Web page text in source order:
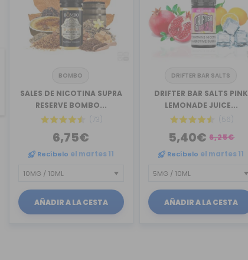
BOMBO
SALES DE NICOTINA SUPRA
RESERVE BOMBO...
(73)
6,75€
Recíbelo el martes 11
AÑADIR A LA CESTA
DRIFTER BAR SALTS
DRIFTER BAR SALTS PINK
LEMONADE JUICE...
(56)
5,40€ 6,25€
Recíbelo el martes 11
AÑADIR A LA CESTA